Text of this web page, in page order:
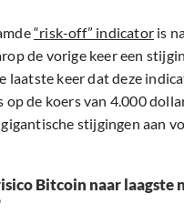
“risk-off” indicator is
de vorige keer een
laatste keer dat deze
op de koers van 4.000
stijgingen aan
Bitcoin naar laagste